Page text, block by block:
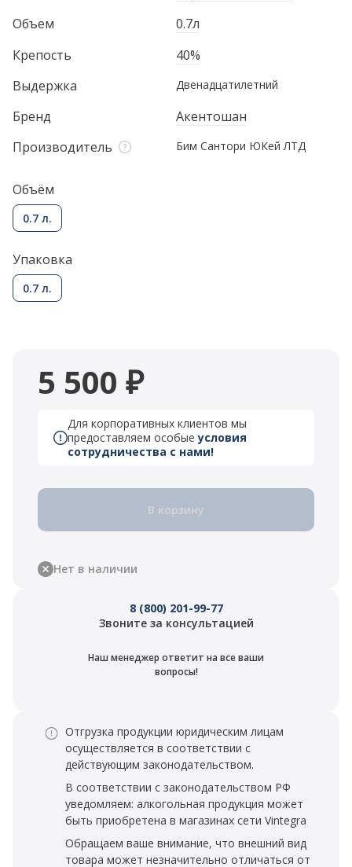
Объем
0.7л
Крепость
40%
Выдержка
Двенадцатилетний
Бренд
Акентошан
Производитель
Бим Сантори ЮКей ЛТД
Объём
0.7 л.
Упаковка
0.7 л.
5 500 ₽
Для корпоративных клиентов мы
предоставляем особыеусловия
сотрудничества с нами!
В корзину
Нет в наличии
8 (800) 201-99-77
Звоните за консультацией
Наш менеджер ответит на все ваши
вопросы!
Отгрузка продукции юридическим лицам
осуществляется в соответствии с
действующим законодательством.
В соответствии с законодательством РФ
уведомляем: алкогольная продукция может
быть приобретена в магазинах сети Vintegra
Обращаем ваше внимание, что внешний вид
товара может незначительно отличаться от